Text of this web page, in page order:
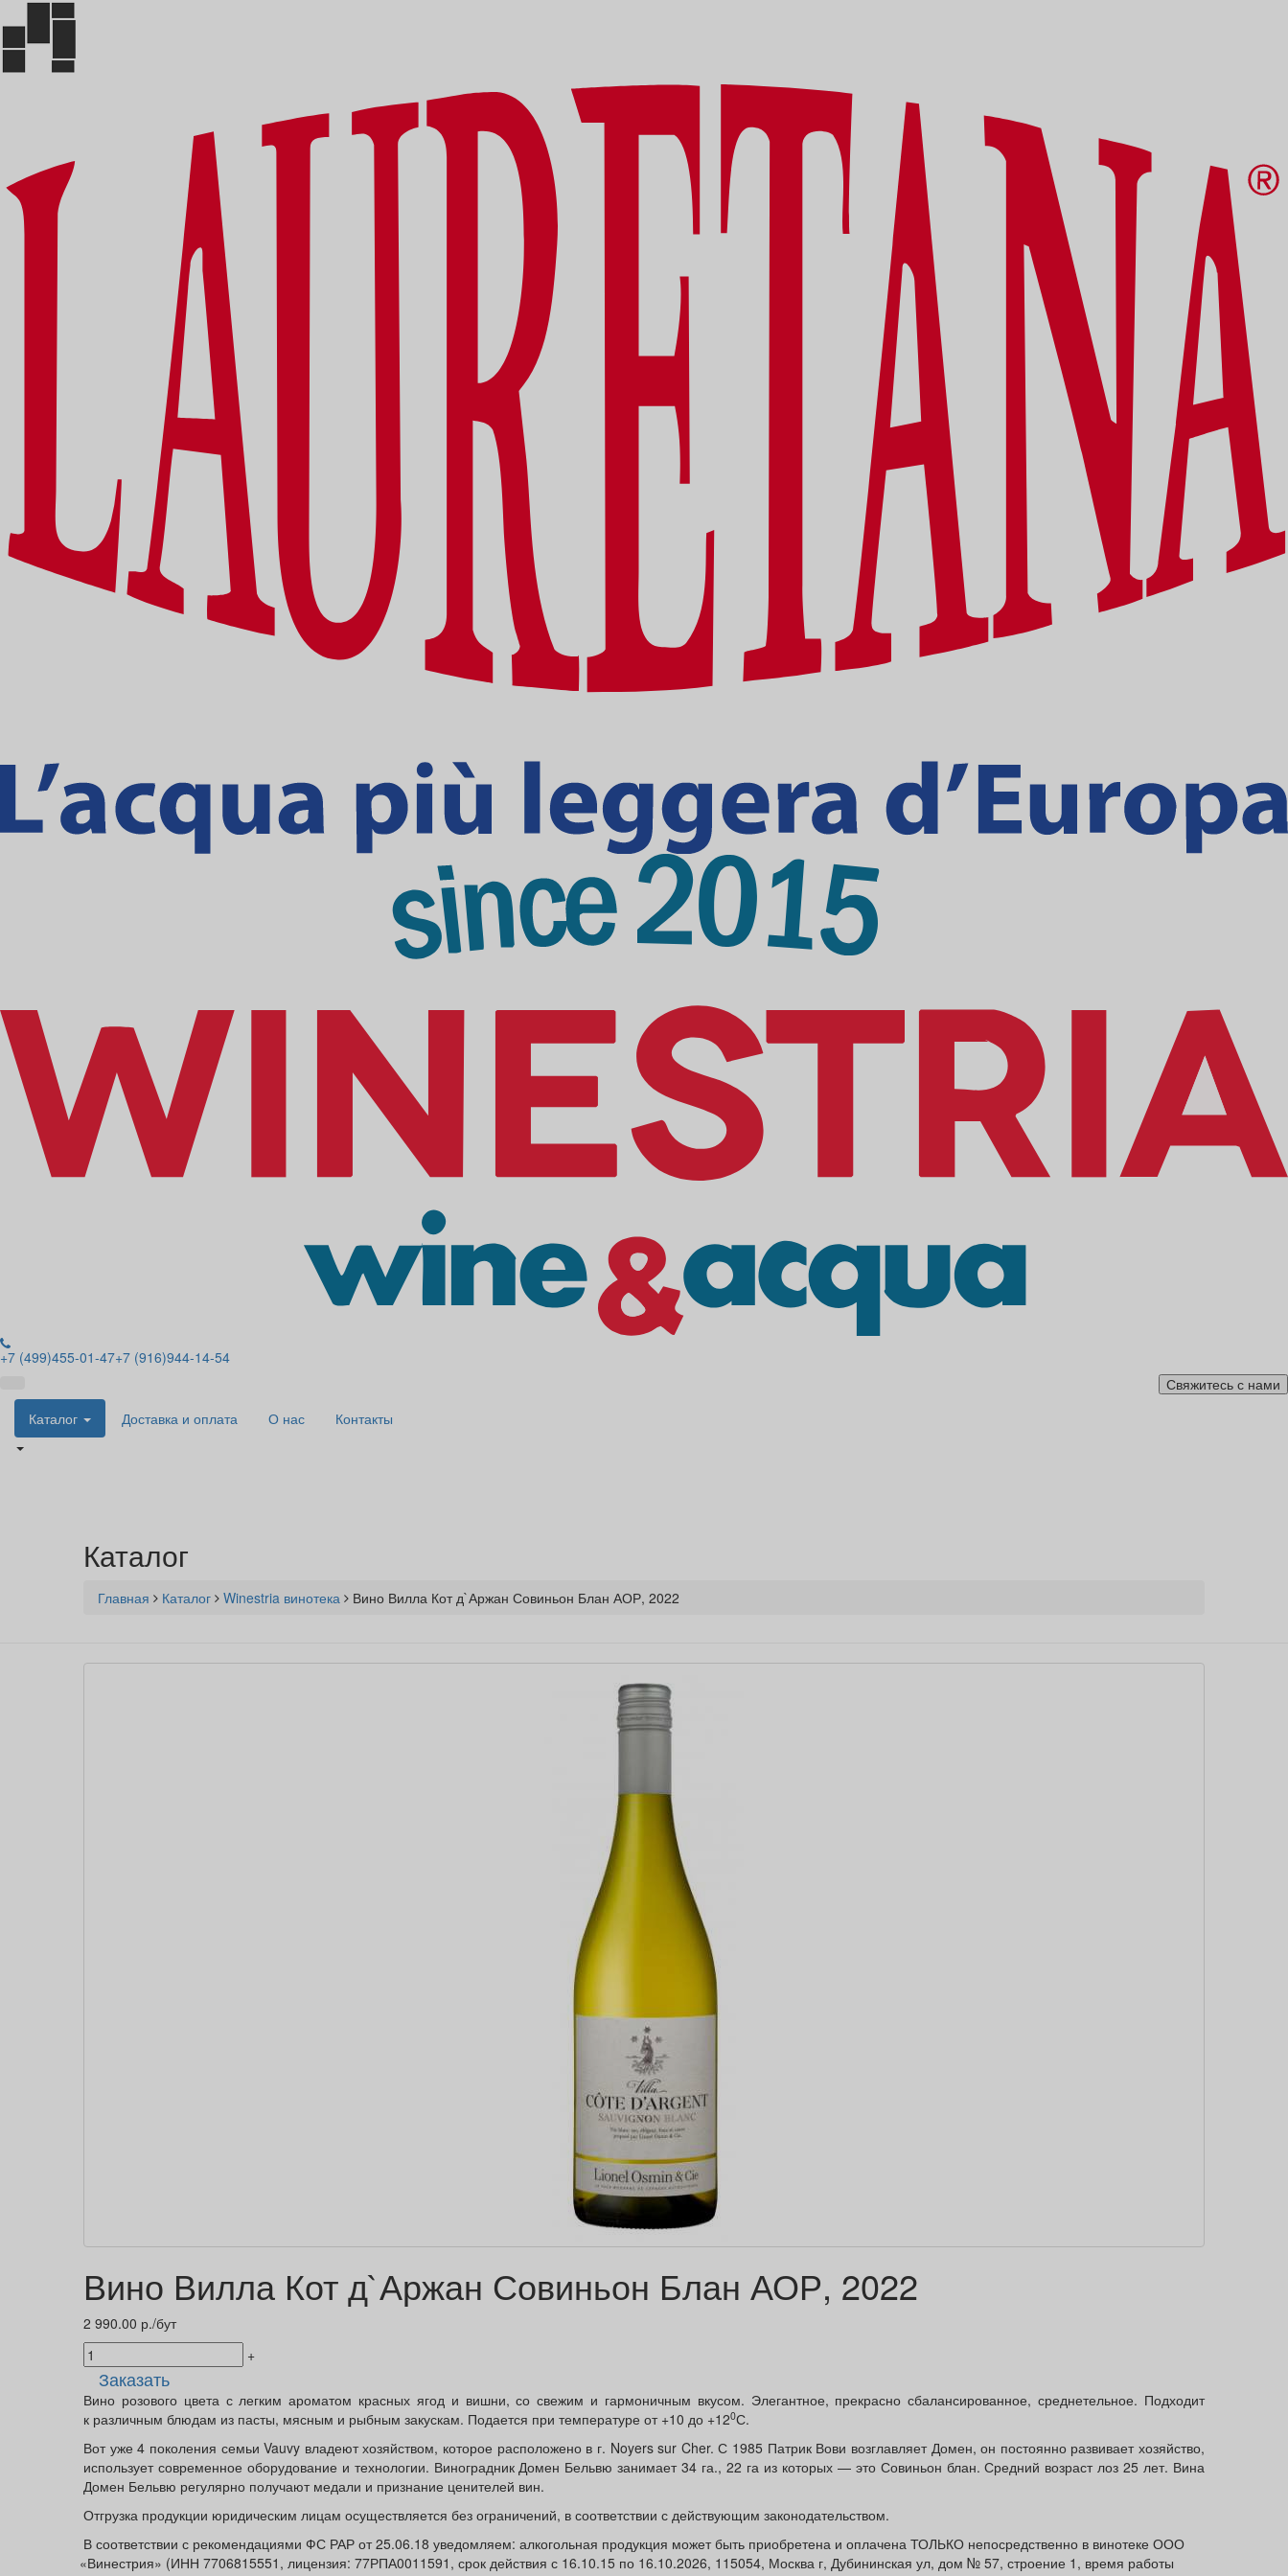
+7 (499)455-01-47+7 (916)944-14-54
Каталог Доставка и оплата О нас Контакты
Каталог
Главная Каталог Winestria винотека Вино Вилла Кот д`Аржан Совиньон Блан АОР, 2022
Вино Вилла Кот д`Аржан Совиньон Блан АОР, 2022
2 990.00 р./бут
+
Заказать
Вино розового цвета с легким ароматом красных ягод и вишни, со свежим и гармоничным вкусом. Элегантное, прекрасно сбалансированное, среднетельное. Подходит
к различным блюдам из пасты, мясным и рыбным закускам. Подается при температуре от +10 до +120С.
Вот уже 4 поколения семьи Vauvy владеют хозяйством, которое расположено в г. Noyers sur Cher. С 1985 Патрик Вови возглавляет Домен, он постоянно развивает хозяйство,
использует современное оборудование и технологии. Виноградник Домен Бельвю занимает 34 га., 22 га из которых — это Совиньон блан. Средний возраст лоз 25 лет. Вина
Домен Бельвю регулярно получают медали и признание ценителей вин.
Отгрузка продукции юридическим лицам осуществляется без ограничений, в соответствии с действующим законодательством.
В соответствии с рекомендациями ФС РАР от 25.06.18 уведомляем: алкогольная продукция может быть приобретена и оплачена ТОЛЬКО непосредственно в винотеке ООО
«Винестрия» (ИНН 7706815551, лицензия: 77РПА0011591, срок действия с 16.10.15 по 16.10.2026, 115054, Москва г, Дубининская ул, дом № 57, строение 1, время работы